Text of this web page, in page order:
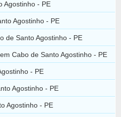
Agostinho - PE
Agostinho - PE
de Santo Agostinho - PE
Cabo de Santo Agostinho - PE
- PE
Agostinho - PE
Agostinho - PE